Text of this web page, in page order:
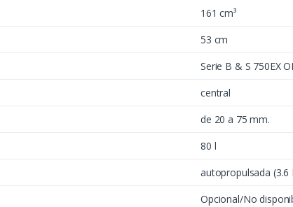
161 cm³
53 cm
Serie B & S 750EX
central
de 20 a 75 mm.
80 l
autopropulsada (3.6
Opcional/No